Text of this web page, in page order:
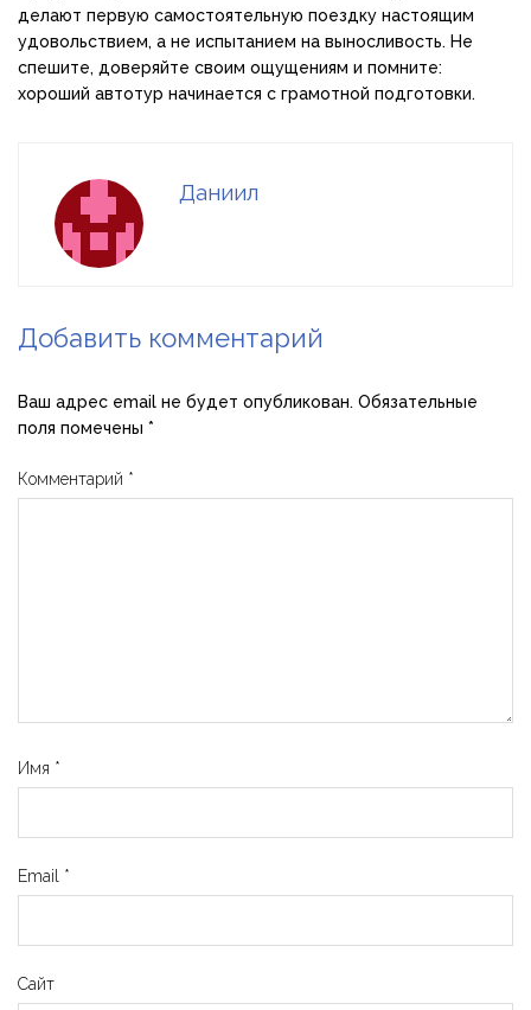
делают первую самостоятельную поездку настоящим
удовольствием, а не испытанием на выносливость. Не
спешите, доверяйте своим ощущениям и помните:
хороший автотур начинается с грамотной подготовки.
Даниил
Добавить комментарий
Ваш адрес email не будет опубликован. Обязательные
поля помечены *
Комментарий *
Имя *
Email *
Сайт